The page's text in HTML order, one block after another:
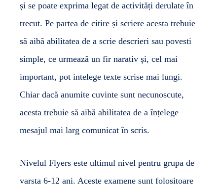
și se poate exprima legat de activități derulate în
trecut. Pe partea de citire și scriere acesta trebuie
să aibă abilitatea de a scrie descrieri sau povesti
simple, ce urmează un fir narativ și, cel mai
important, pot intelege texte scrise mai lungi.
Chiar dacă anumite cuvinte sunt necunoscute,
acesta trebuie să aibă abilitatea de a înțelege
mesajul mai larg comunicat în scris.
Nivelul Flyers este ultimul nivel pentru grupa de
varsta 6-12 ani. Aceste examene sunt folositoare